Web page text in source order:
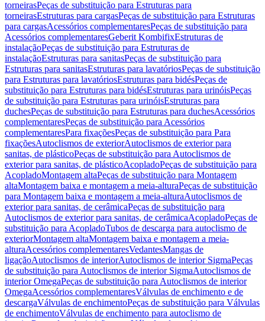
torneirasPeças de substituição para Estruturas para
torneirasEstruturas para cargasPeças de substituição para Estruturas
para cargasAcessórios complementaresPeças de substituição para
Acessórios complementaresGeberit KombifixEstruturas de
instalaçãoPeças de substituição para Estruturas de
instalaçãoEstruturas para sanitasPeças de substituição para
Estruturas para sanitasEstruturas para lavatóriosPeças de substituição
para Estruturas para lavatóriosEstruturas para bidésPeças de
substituição para Estruturas para bidésEstruturas para urinóisPeças
de substituição para Estruturas para urinóisEstruturas para
duchesPeças de substituição para Estruturas para duchesAcessórios
complementaresPeças de substituição para Acessórios
complementaresPara fixaçõesPeças de substituição para Para
fixaçõesAutoclismos de exteriorAutoclismos de exterior para
sanitas, de plásticoPeças de substituição para Autoclismos de
exterior para sanitas, de plásticoAcopladoPeças de substituição para
AcopladoMontagem altaPeças de substituição para Montagem
altaMontagem baixa e montagem a meia-alturaPeças de substituição
para Montagem baixa e montagem a meia-alturaAutoclismos de
exterior para sanitas, de cerâmicaPeças de substituição para
Autoclismos de exterior para sanitas, de cerâmicaAcopladoPeças de
substituição para AcopladoTubos de descarga para autoclismo de
exteriorMontagem altaMontagem baixa e montagem a meia-
alturaAcessórios complementaresVedantesMangas de
ligaçãoAutoclismos de interiorAutoclismos de interior SigmaPeças
de substituição para Autoclismos de interior SigmaAutoclismos de
interior OmegaPeças de substituição para Autoclismos de interior
OmegaAcessórios complementaresVálvulas de enchimento e de
descargaVálvulas de enchimentoPeças de substituição para Válvulas
de enchimentoVálvulas de enchimento para autoclismo de